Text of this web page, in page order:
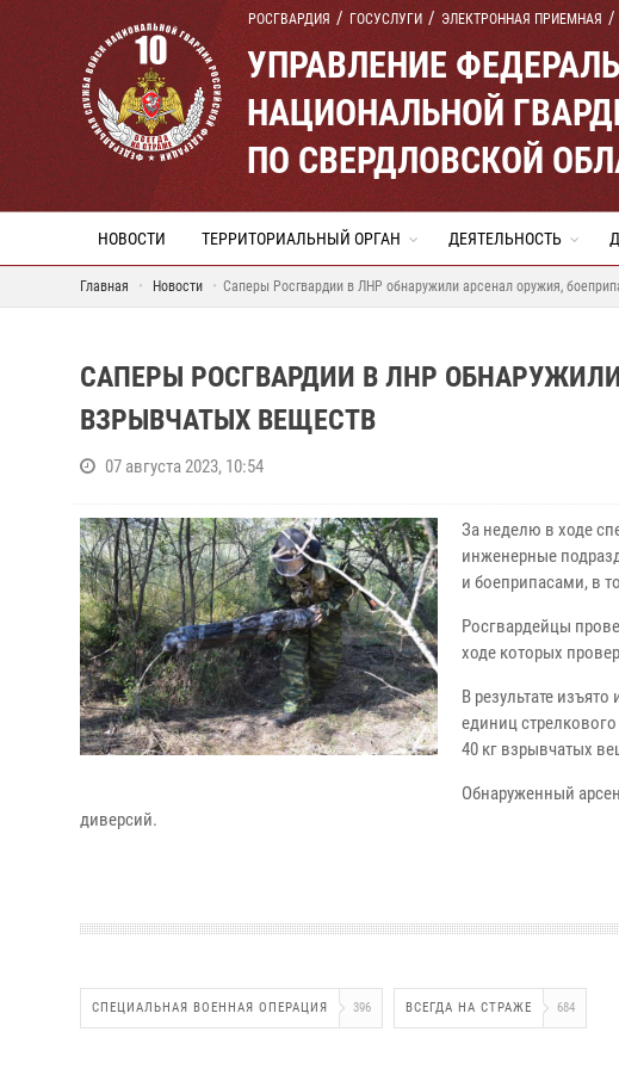
РОСГВАРДИЯ ГОСУСЛУГИ ЭЛЕКТРОННАЯ ПРИЕМНАЯ
УПРАВЛЕНИЕ
НАЦИОНАЛЬНОЙ
ПО СВЕРДЛОВСКОЙ
НОВОСТИ ТЕРРИТОРИАЛЬНЫЙ ОРГАН ДЕЯТЕЛЬНОСТЬ
Главная Новости Саперы Росгвардии в ЛНР обнаружили арсенал оружия,
САПЕРЫ РОСГВАРДИИ В ЛНР
ВЗРЫВЧАТЫХ ВЕЩЕСТВ
07 августа 2023, 10:54
За неделю в ходе
инженерные
и боеприпасами, в
Росгвардейцы
ходе которых
В результате
единиц
40 кг взрывчатых
Обнаруженный
диверсий.
СПЕЦИАЛЬНАЯ ВОЕННАЯ ОПЕРАЦИЯ 396 ВСЕГДА НА СТРАЖЕ 684